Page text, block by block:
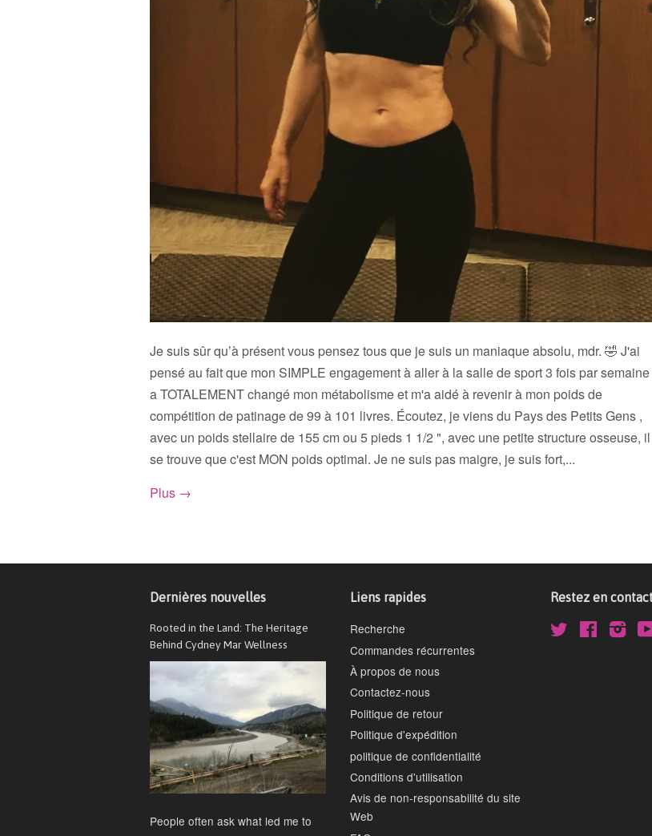
Je suis sûr qu’à présent vous pensez tous que je suis un maniaque absolu, mdr. 🤣 J'ai
pensé au fait que mon SIMPLE engagement à aller à la salle de sport 3 fois par semaine
a TOTALEMENT changé mon métabolisme et m'a aidé à revenir à mon poids de
compétition de patinage de 99 à 101 livres. Écoutez, je viens du Pays des Petits Gens ,
avec un poids stellaire de 155 cm ou 5 pieds 1 1/2 ", avec une petite structure osseuse, il
se trouve que c'est MON poids optimal. Je ne suis pas maigre, je suis fort,...
Plus →
Dernières nouvelles
Rooted in the Land: The Heritage
Behind Cydney Mar Wellness
People often ask what led me to
Liens rapides
Recherche
Commandes récurrentes
À propos de nous
Contactez-nous
Politique de retour
Politique d'expédition
politique de confidentialité
Conditions d'utilisation
Avis de non-responsabilité du site
Web
Restez en
Twitter Facebook